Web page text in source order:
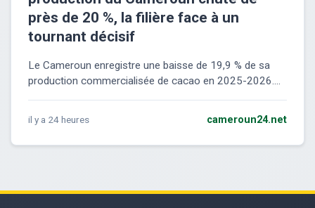
près de 20 %, la filière face à un
tournant décisif
Le Cameroun enregistre une baisse de 19,9 % de sa
production commercialisée de cacao en 2025-2026....
il y a 24 heures cameroun24.net